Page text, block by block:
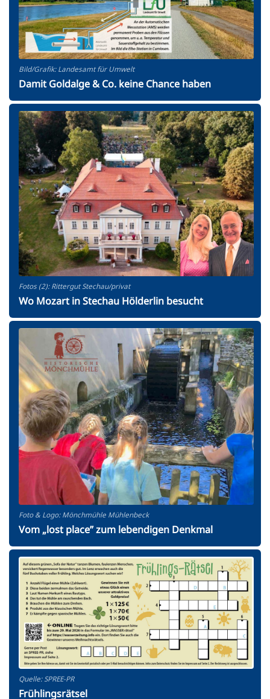
Bild/Grafik: Landesamt für Umwelt
Damit Goldalge & Co. keine Chance haben
Fotos (2): Rittergut Stechau/privat
Wo Mozart in Stechau Hölderlin besucht
Foto & Logo: Mönchmühle Mühlenbeck
Vom „lost place” zum lebendigen Denkmal
Quelle: SPREE-PR
Frühlingsrätsel